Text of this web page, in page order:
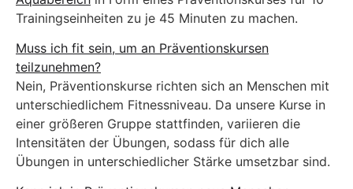
Trainingseinheiten zu je 45 Minuten zu machen.
Muss ich fit sein, um an Präventionskursen
teilzunehmen?
Nein, Präventionskurse richten sich an Menschen mit
unterschiedlichem Fitnessniveau. Da unsere Kurse in
einer größeren Gruppe stattfinden, variieren die
Intensitäten der Übungen, sodass für dich alle
Übungen in unterschiedlicher Stärke umsetzbar sind.